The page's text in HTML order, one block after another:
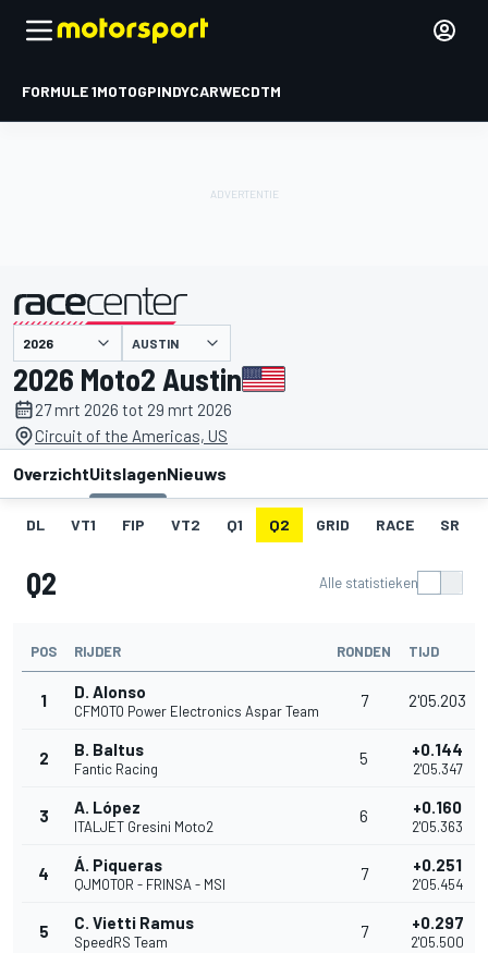
FORMULE 1MOTOGPINDYCARWECDTM
gepresenteerd door AUSTIN
2026 Moto2 Austin
27 mrt 2026 tot 29 mrt 2026
Circuit of the Americas, US
OverzichtUitslagenNieuws
DL VT1 FIP VT2 Q1 Q2 GRID RACE SR
Q2 Alle statistieken
POS RIJDER RONDEN TIJD
1 D. Alonso
CFMOTO Power Electronics Aspar Team
7 2'05.203
2 B. Baltus
Fantic Racing
5 +0.144
2'05.347
3 A. López
ITALJET Gresini Moto2
6 +0.160
2'05.363
4 Á. Piqueras
QJMOTOR - FRINSA - MSI
7 +0.251
2'05.454
5 C. Vietti Ramus
SpeedRS Team
7 +0.297
2'05.500